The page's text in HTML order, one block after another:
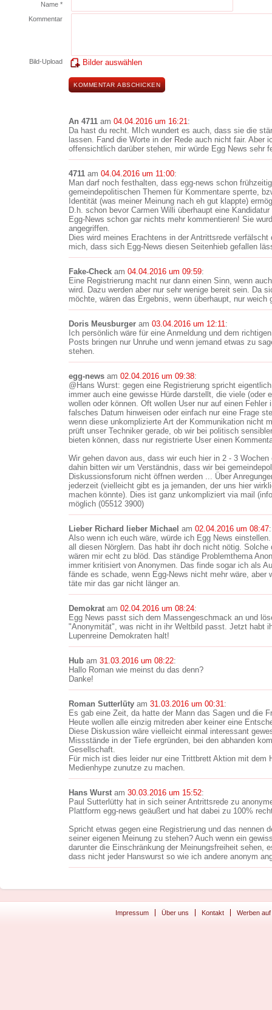
Name *
Kommentar
Bild-Upload Bilder auswählen
An 4711 am 04.04.2016 um 16:21:
Da hast du recht. MIch wundert es auch, dass sie die
lassen. Fand die Worte in der Rede auch nicht fair. Aber
offensichtlich darüber stehen, mir würde Egg News sehr
4711 am 04.04.2016 um 11:00:
Man darf noch festhalten, dass egg-news schon
gemeindepolitischen Themen für Kommentare sperrte,
Identität (was meiner Meinung nach eh gut klappte)
D.h. schon bevor Carmen Willi überhaupt eine
Egg-News schon gar nichts mehr kommentieren! Sie
angegriffen.
Dies wird meines Erachtens in der Antrittsrede verfälscht
mich, dass sich Egg-News diesen Seitenhieb gefallen
Fake-Check am 04.04.2016 um 09:59:
Eine Registrierung macht nur dann einen Sinn, wenn
wird. Dazu werden aber nur sehr wenige bereit sein. Da
möchte, wären das Ergebnis, wenn überhaupt, nur weich
Doris Meusburger am 03.04.2016 um 12:11:
Ich persönlich wäre für eine Anmeldung und dem
Posts bringen nur Unruhe und wenn jemand etwas zu
stehen.
egg-news am 02.04.2016 um 09:38:
@Hans Wurst: gegen eine Registrierung spricht
immer auch eine gewisse Hürde darstellt, die viele (oder
wollen oder können. Oft wollen User nur auf einen Fehler
falsches Datum hinweisen oder einfach nur eine Frage
wenn diese unkomplizierte Art der Kommunikation nicht
prüft unser Techniker gerade, ob wir bei politisch
bieten können, dass nur registrierte User einen
Wir gehen davon aus, dass wir euch hier in 2 - 3
dahin bitten wir um Verständnis, dass wir bei
Diskussionsforum nicht öffnen werden ... Über
jederzeit (vielleicht gibt es ja jemanden, der uns hier
machen könnte). Dies ist ganz unkompliziert via mail
möglich (05512 3900)
Lieber Richard lieber Michael am 02.04.2016 um 08:47:
Also wenn ich euch wäre, würde ich Egg News
all diesen Nörglern. Das habt ihr doch nicht nötig. Solche
wären mir echt zu blöd. Das ständige Problemthema
immer kritisiert von Anonymen. Das finde sogar ich als
fände es schade, wenn Egg-News nicht mehr wäre, aber
täte mir das gar nicht länger an.
Demokrat am 02.04.2016 um 08:24:
Egg News passt sich dem Massengeschmack an und
"Anonymität", was nicht in ihr Weltbild passt. Jetzt habt
Lupenreine Demokraten halt!
Hub am 31.03.2016 um 08:22:
Hallo Roman wie meinst du das denn?
Danke!
Roman Sutterlüty am 31.03.2016 um 00:31:
Es gab eine Zeit, da hatte der Mann das Sagen und die
Heute wollen alle einzig mitreden aber keiner eine
Diese Diskussion wäre vielleicht einmal interessant
Missstände in der Tiefe ergründen, bei den abhanden
Gesellschaft.
Für mich ist dies leider nur eine Trittbrett Aktion mit dem
Medienhype zunutze zu machen.
Hans Wurst am 30.03.2016 um 15:52:
Paul Sutterlütty hat in sich seiner Antrittsrede zu
Plattform egg-news geäußert und hat dabei zu 100%
Spricht etwas gegen eine Registrierung und das nennen
seiner eigenen Meinung zu stehen? Auch wenn ein
darunter die Einschränkung der Meinungsfreiheit sehen,
dass nicht jeder Hanswurst so wie ich andere anonym
Impressum Über uns Kontakt Werben